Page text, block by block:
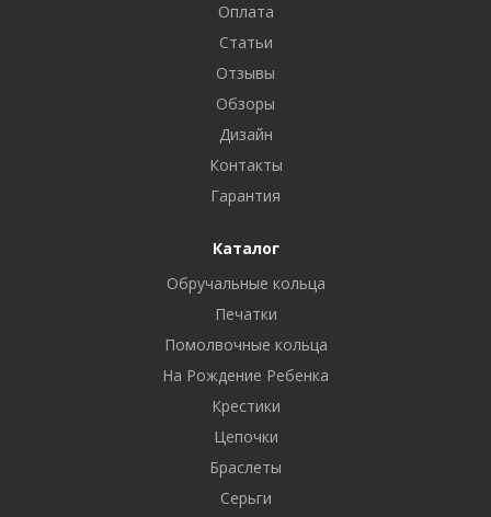
Оплата
Статьи
Отзывы
Обзоры
Дизайн
Контакты
Гарантия
Каталог
Обручальные кольца
Печатки
Помолвочные кольца
На Рождение Ребенка
Крестики
Цепочки
Браслеты
Серьги